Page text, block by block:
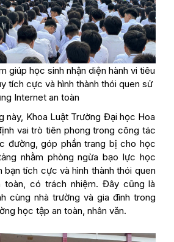
giúp học sinh nhận diện hành vi tiêu
tích cực và hình thành thói quen sử
Internet an toàn
này, Khoa Luật Trường Đại học Hoa
vai trò tiên phong trong công tác
đường, góp phần trang bị cho học
nhằm phòng ngừa bạo lực học
bạn tích cực và hình thành thói quen
toàn, có trách nhiệm. Đây cũng là
cùng nhà trường và gia đình trong
học tập an toàn, nhân văn.